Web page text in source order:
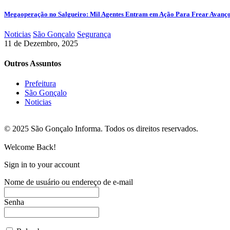
Megaoperação no Salgueiro: Mil Agentes Entram em Ação Para Frear
Noticias São Gonçalo Segurança
11 de Dezembro, 2025
Outros Assuntos
Prefeitura
São Gonçalo
Noticias
© 2025 São Gonçalo Informa. Todos os direitos reservados.
Welcome Back!
Sign in to your account
Nome de usuário ou endereço de e-mail
Senha